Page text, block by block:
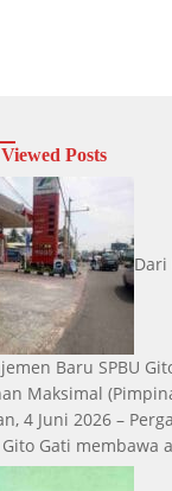
Posts
Dari
Baru SPBU
Maksimal
4 Juni 2026 –
Gito Gati membawa